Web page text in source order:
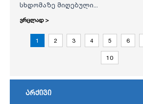
სხდომაზე მიღებული...
ვრცლად >
1 2 3 4 5 6
10
არქივი